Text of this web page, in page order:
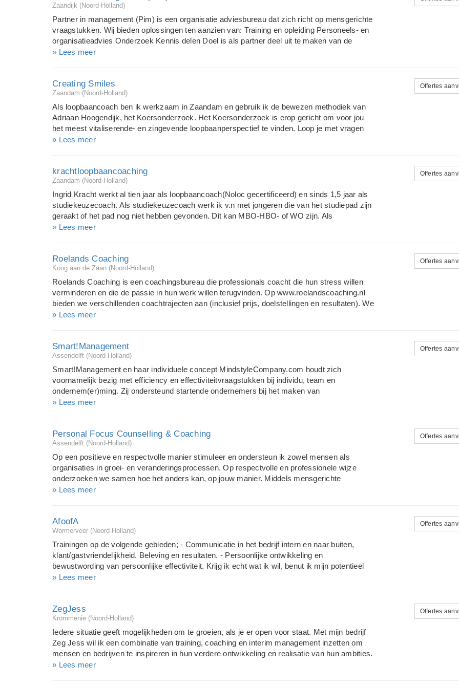
maat en is gericht op persoonlijke ontwikkeling. We dragen zorg in onze workshops en
trainingen dat je kennis vergroot, je inzicht verbreed en je vaardigheden versterkt.
Zaandijk (Noord-Holland)
Partner in management (Pim) is een organisatie adviesbureau dat zich richt op mensgerichte
vraagstukken. Wij bieden oplossingen ten aanzien van: Training en opleiding Personeels- en
organisatieadvies Onderzoek Kennis delen Doel is als partner deel uit te maken van de
organisatie. Onze pay-off: "Organisatie-adviseurs met aandacht voor mens én performance".
kiezen, vervolgens te implementeren en daarna te evalueren en mogelijk extra te begeleiden.
Onze kernwaarden: Luisteren Vertrouwen Integriteit Transparantie
» Lees meer
Creating Smiles
Zaandam (Noord-Holland)
Als loopbaancoach ben ik werkzaam in Zaandam en gebruik ik de bewezen methodiek van
Adriaan Hoogendijk, het Koersonderzoek. Het Koersonderzoek is erop gericht om voor jou
het meest vitaliserende- en zingevende loopbaanperspectief te vinden. Loop je met vragen
rond als : - Ik wil ander werk gaan doen, maar wat? - Waar liggen mijn talenten en hoe kan ik
op de website www.creatingsmiles.nl. Vind je het interessant wat je leest, neem dan gerust
contact met me op. Het kennismakingsgesprek is kosteloos.
» Lees meer
Offertes
krachtloopbaancoaching
Zaandam (Noord-Holland)
Ingrid Kracht werkt al tien jaar als loopbaancoach(Noloc gecertificeerd) en sinds 1,5 jaar als
studiekeuzecoach. Als studiekeuzecoach werk ik v.n met jongeren die van het studiepad zijn
geraakt of het pad nog niet hebben gevonden. Dit kan MBO-HBO- of WO zijn. Als
loopbaancoach begeleid ik mensen die op zoek zijn naar veranderingen in hun loopbaan en
individueel als groepsgewijs mogelijk.
» Lees meer
Offertes
Roelands Coaching
Koog aan de Zaan (Noord-Holland)
Roelands Coaching is een coachingsbureau die professionals coacht die hun stress willen
verminderen en die de passie in hun werk willen terugvinden. Op www.roelandscoaching.nl
bieden we verschillenden coachtrajecten aan (inclusief prijs, doelstellingen en resultaten). We
werken met meerdere seniorcoaches die gespecialiseerd zijn in het verlagen van stress en
(loopbaanprofessionals).
» Lees meer
Offertes
Smart!Management
Assendelft (Noord-Holland)
Smart!Management en haar individuele concept MindstyleCompany.com houdt zich
voornamelijk bezig met efficiency en effectiviteitvraagstukken bij individu, team en
ondernem(er)ming. Zij ondersteund startende ondernemers bij het maken van
ondernemersplannen, doorstartende ondernemers bij keuzes van vervolgstappen en
coach voor een afspraak!
» Lees meer
Offertes
Personal Focus Counselling & Coaching
Assendelft (Noord-Holland)
Op een positieve en respectvolle manier stimuleer en ondersteun ik zowel mensen als
organisaties in groei- en veranderingsprocessen. Op respectvolle en professionele wijze
onderzoeken we samen hoe het anders kan, op jouw manier. Middels mensgerichte
methoden, vindingrijke oplossingen, creatieve ideeën met humor en focus op resultaat
» Lees meer
Offertes
AfoofA
Wormerveer (Noord-Holland)
Trainingen op de volgende gebieden; - Communicatie in het bedrijf intern en naar buiten,
klant/gastvriendelijkheid. Beleving en resultaten. - Persoonlijke ontwikkeling en
bewustwording van persoonlijke effectiviteit. Krijg ik echt wat ik wil, benut ik mijn potentieel
en doen ik waar ik blij van word. - Teamsessies ter verbetering van sfeer en prestaties -
» Lees meer
Offertes
ZegJess
Krommenie (Noord-Holland)
Iedere situatie geeft mogelijkheden om te groeien, als je er open voor staat. Met mijn bedrijf
Zeg Jess wil ik een combinatie van training, coaching en interim management inzetten om
mensen en bedrijven te inspireren in hun verdere ontwikkeling en realisatie van hun ambities.
Mensen prikkelen, laten ontdekken wanneer ze op hun best zijn en die kracht inzetten op de
» Lees meer
Offertes